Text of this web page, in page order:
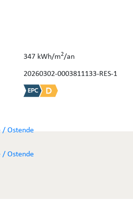
bovenste verdieping
residentiële buurt met een vlotte
van Oostende & op
investering of tweede verblijf aan
waarde van uw eigendom? Vraag
347 kWh/m2/an
20260302-0003811133-RES-1